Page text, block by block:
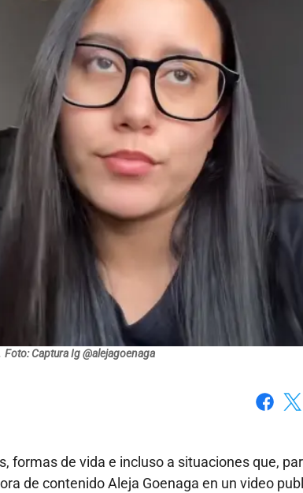
Foto: Captura Ig @alejagoenaga
formas de vida e incluso a situaciones que,
de contenido Aleja Goenaga en un video